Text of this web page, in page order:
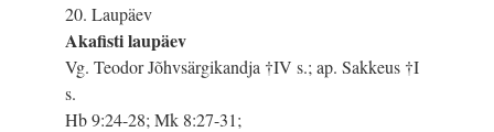
20. Laupäev
Akafisti laupäev
Vg. Teodor Jõhvsärgikandja †IV s.; ap. Sakkeus †I
s.
Hb 9:24-28; Mk 8:27-31;